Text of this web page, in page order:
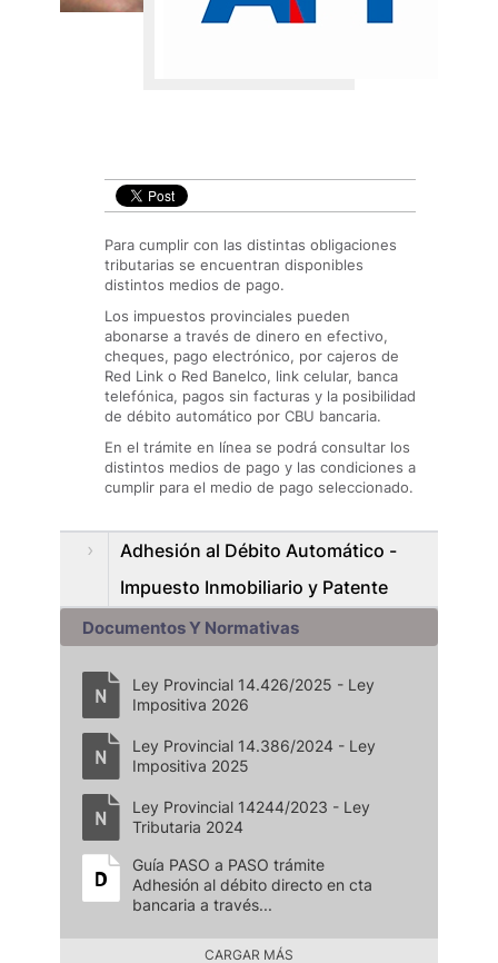
Para cumplir con las distintas obligaciones
tributarias se encuentran disponibles
distintos medios de pago.
Los impuestos provinciales pueden
abonarse a través de dinero en efectivo,
cheques, pago electrónico, por cajeros de
Red Link o Red Banelco, link celular, banca
telefónica, pagos sin facturas y la posibilidad
de débito automático por CBU bancaria.
En el trámite en línea se podrá consultar los
distintos medios de pago y las condiciones a
cumplir para el medio de pago seleccionado.
Adhesión al Débito Automático -
Impuesto Inmobiliario y Patente
Documentos Y Normativas
Ley Provincial 14.426/2025 - Ley
Impositiva 2026
Ley Provincial 14.386/2024 - Ley
Impositiva 2025
Ley Provincial 14244/2023 - Ley
Tributaria 2024
Guía PASO a PASO trámite
Adhesión al débito directo en cta
bancaria a través...
CARGAR MÁS